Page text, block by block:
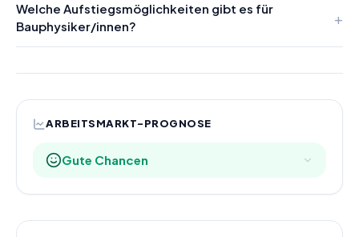
Welche Aufstiegsmöglichkeiten gibt es für
Bauphysiker/innen?
ARBEITSMARKT-PROGNOSE
Gute Chancen